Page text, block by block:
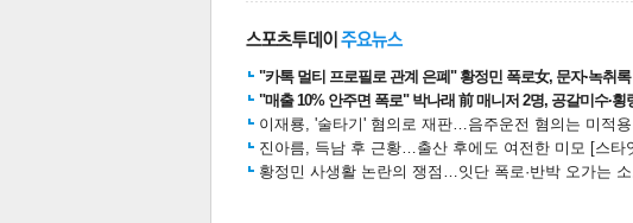
"카톡 멀티 프로필로 관계 은폐" 황정민 폭로女, 문자·녹취
"매출 10% 안주면 폭로" 박나래 前 매니저 2명, 공갈미수·횡
이재룡, '술타기' 혐의로 재판…음주운전 혐의는 미적용
진아름, 득남 후 근황…출산 후에도 여전한 미모 [스타
황정민 사생활 논란의 쟁점…잇단 폭로·반박 오가는